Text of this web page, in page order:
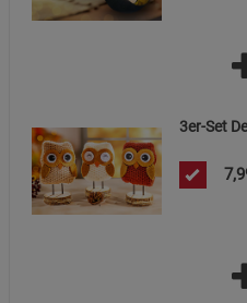
3er-Set
Beschreibung Statistik Cookies
Cookie-
Cookie-